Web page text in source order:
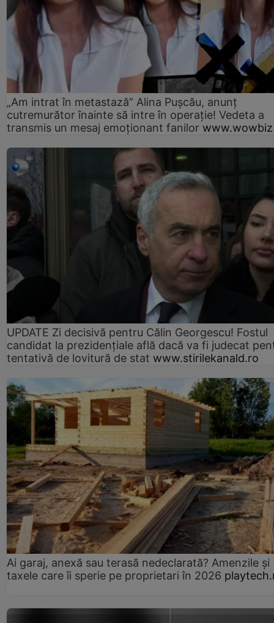
„Am intrat în metastază” Alina Pușcău, anunț
cutremurător înainte să intre în operație! Vedeta a
transmis un mesaj emoționant fanilor
UPDATE Zi decisivă pentru Călin Georgescu! Fostul
candidat la prezidențiale află dacă va fi judecat
tentativă de lovitură de stat www.stirilekanald.ro
Ai garaj, anexă sau terasă nedeclarată? Amenzile și
taxele care îi sperie pe proprietari în 2026